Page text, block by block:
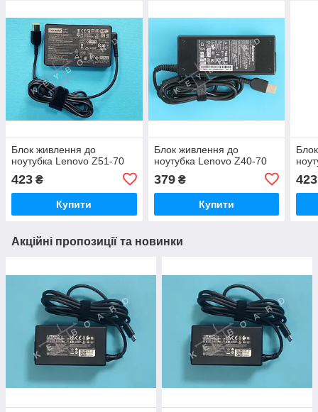
Блок живлення до
ноутубка Lenovo Z51-70
423 ₴
Купити
Блок живлення до
ноутубка Lenovo Z40-70
379₴
Купити
423
Акційні пропозиції та новинки